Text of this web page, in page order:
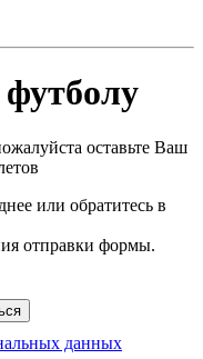
оставьте Ваш
или обратитесь в
отправки формы.
данных